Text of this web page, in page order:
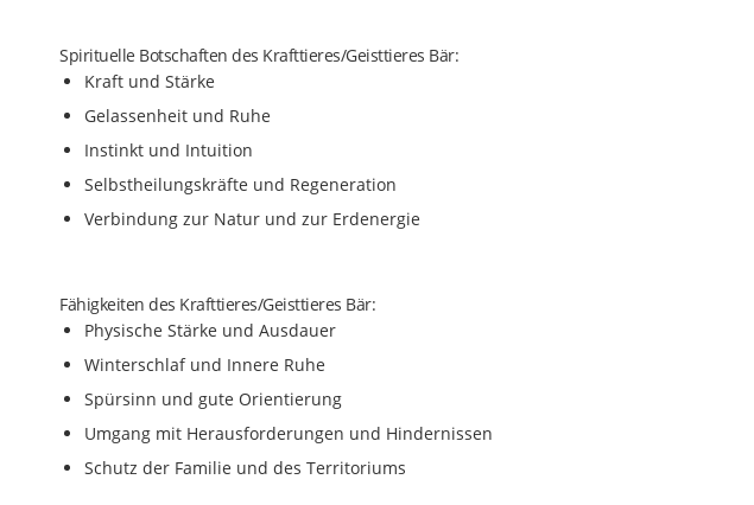
Spirituelle Botschaften des Krafttieres/Geisttieres Bär:
Kraft und Stärke
Gelassenheit und Ruhe
Instinkt und Intuition
Selbstheilungskräfte und Regeneration
Verbindung zur Natur und zur Erdenergie
Fähigkeiten des Krafttieres/Geisttieres Bär:
Physische Stärke und Ausdauer
Winterschlaf und Innere Ruhe
Spürsinn und gute Orientierung
Umgang mit Herausforderungen und Hindernissen
Schutz der Familie und des Territoriums